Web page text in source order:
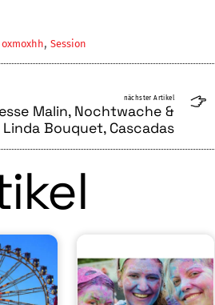
oxmoxhh,Session
nächster Artikel
Malin, Nochtwache &
Linda Bouquet, Cascadas